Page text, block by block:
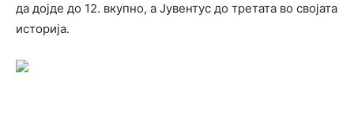
да дојде до 12. вкупно, а Јувентус до третата во својата
историја.